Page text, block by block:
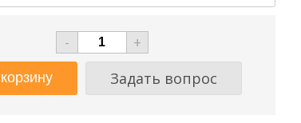
-
+
Задать вопрос